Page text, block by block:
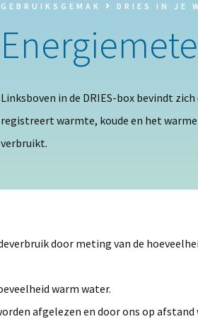
GEBRUIKSGEMAK DRIES IN JE
Linksboven in de DRIES-box bevindt
registreert warmte, koude en het
verbruikt.
door meting van de
warm water.
afgelezen en door ons op